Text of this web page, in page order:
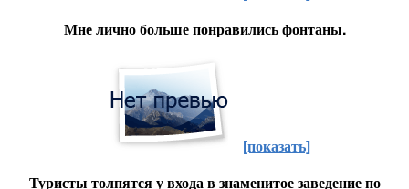
Мне лично больше понравились фонтаны.
[показать]
Туристы толпятся у входа в знаменитое заведение по